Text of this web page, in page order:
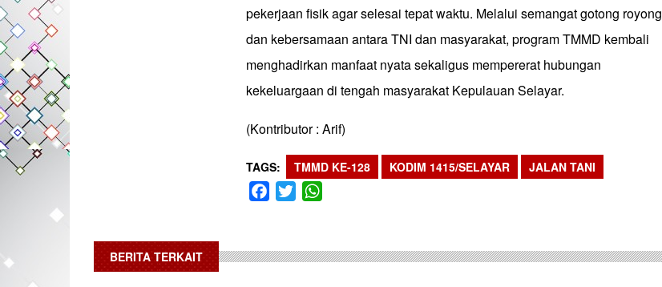
pekerjaan fisik agar selesai tepat waktu. Melalui semangat gotong royong
dan kebersamaan antara TNI dan masyarakat, program TMMD kembali
menghadirkan manfaat nyata sekaligus mempererat hubungan
kekeluargaan di tengah masyarakat Kepulauan Selayar.
(Kontributor : Arif)
TAGS TMMD KE-128 KODIM 1415/SELAYAR JALAN TANI
Facebook
Twitter
BERITA TERKAIT